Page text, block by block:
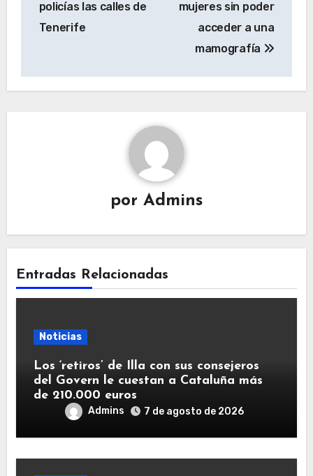
policías las calles de
Tenerife
mujeres sin poder
acceder a una
mamografía
por Admins
Entradas Relacionadas
Noticias
Los ‘retiros’ de Illa con sus consejeros
del Govern le cuestan a Cataluña más
de 210.000 euros
Admins 7 de agosto de 2026